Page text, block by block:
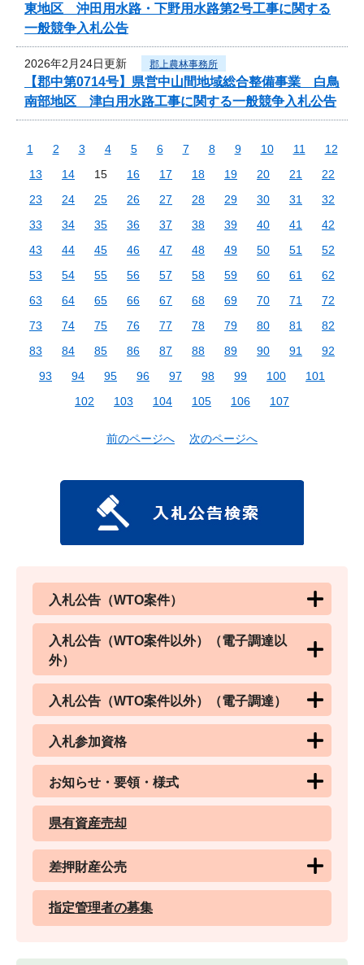
東地区 沖田用水路・下野用水路第2号工事に関する
一般競争入札公告
2026年2月24日更新 郡上農林事務所
【郡中第0714号】県営中山間地域総合整備事業 白鳥
南部地区 津白用水路工事に関する一般競争入札公告
1 2 3 4 5 6 7 8 9 10 11
12
13
14 15 16 17 18 19 20 21
22
23
24 25 26 27 28 29 30 31
32
33
34 35 36 37 38 39 40 41
42
43
44 45 46 47 48 49 50 51
52
53
54 55 56 57 58 59 60 61
62
63
64 65 66 67 68 69 70 71
72
73
74 75 76 77 78 79 80 81
82
83
84 85 86 87 88 89 90 91
92
93
94 95 96 97 98 99 100
101
102
103 104 105 106 107
前のページへ 次のページへ
入札公告（WTO案件）
入札公告（WTO案件以外）（電子調達以
外）
入札公告（WTO案件以外）（電子調達）
入札参加資格
お知らせ・要領・様式
県有資産売却
差押財産公売
指定管理者の募集